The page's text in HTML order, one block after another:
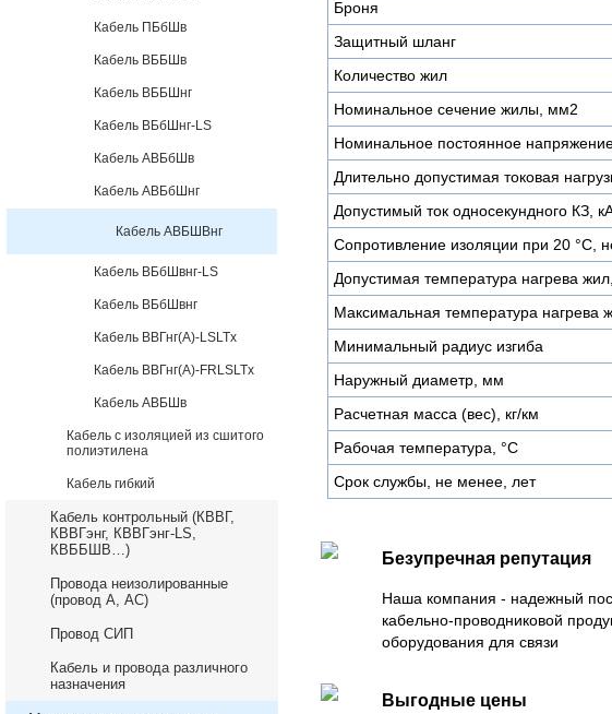
Кабель ПБбШв
Кабель ВББШв
Кабель ВББШнг
Кабель ВБбШнг-LS
Кабель АВБбШв
Кабель АВБбШнг
Кабель АВБШВнг
Кабель ВБбШвнг-LS
Кабель ВБбШвнг
Кабель ВВГнг(А)-LSLTx
Кабель ВВГнг(А)-FRLSLTx
Кабель АВБШв
Кабель с изоляцией из сшитого
полиэтилена
Кабель гибкий
Кабель контрольный (КВВГ,
КВВГэнг, КВВГэнг-LS,
КВББШВ…)
Провода неизолированные
(провод А, АС)
Провод СИП
Кабель и провода различного
назначения
Броня
Защитный шланг
Количество жил
Номинальное сечение жилы, мм2
Номинальное постоянное
Длительно допустимая токовая
Допустимый ток односекундного КЗ,
Сопротивление изоляции при 20 °С,
Допустимая температура нагрева
Максимальная температура нагрева
Минимальный радиус изгиба
Наружный диаметр, мм
Расчетная масса (вес), кг/км
Рабочая температура, °C
Срок службы, не менее, лет
Безупречная репутация
Наша компания - надежный
кабельно-проводниковой
оборудования для связи
Выгодные цены